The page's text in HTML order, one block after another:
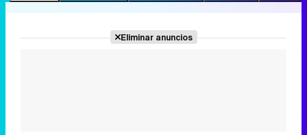
Eliminar anuncios